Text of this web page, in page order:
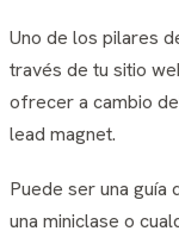
Uno de los pilares
través de tu sitio
ofrecer a cambio
lead magnet.
Puede ser una guía
una miniclase o